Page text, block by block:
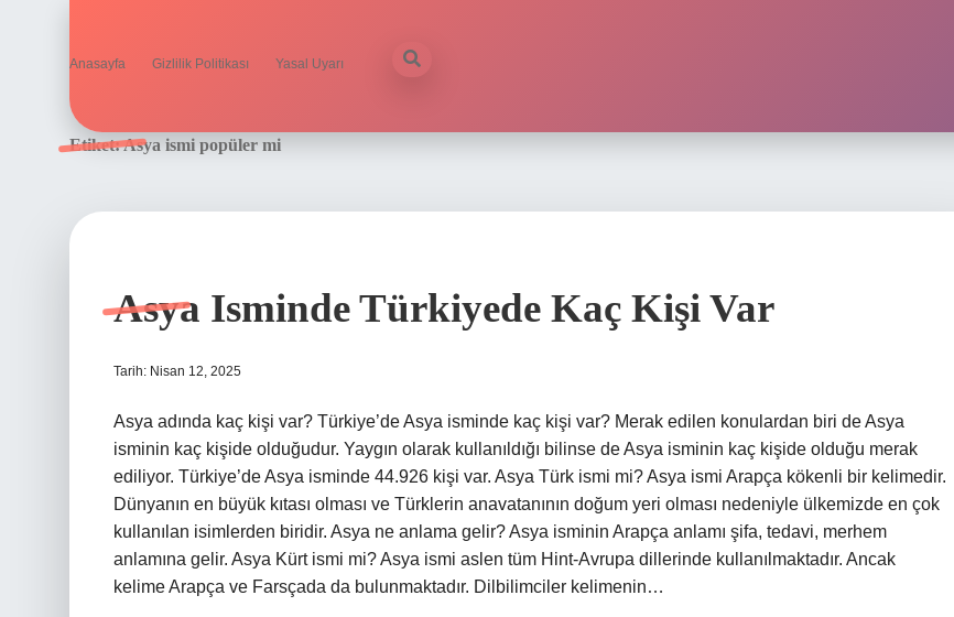
Anasayfa Gizlilik Politikası Yasal Uyarı
Etiket:Asya ismi popüler mi
Asya Isminde Türkiyede Kaç Kişi Var
Tarih: Nisan 12, 2025
Asya adında kaç kişi var? Türkiye’de Asya isminde kaç kişi var? Merak edilen konulardan biri de Asya
isminin kaç kişide olduğudur. Yaygın olarak kullanıldığı bilinse de Asya isminin kaç kişide olduğu merak
ediliyor. Türkiye’de Asya isminde 44.926 kişi var. Asya Türk ismi mi? Asya ismi Arapça kökenli bir kelimedir.
Dünyanın en büyük kıtası olması ve Türklerin anavatanının doğum yeri olması nedeniyle ülkemizde en çok
kullanılan isimlerden biridir. Asya ne anlama gelir? Asya isminin Arapça anlamı şifa, tedavi, merhem
anlamına gelir. Asya Kürt ismi mi? Asya ismi aslen tüm Hint-Avrupa dillerinde kullanılmaktadır. Ancak
kelime Arapça ve Farsçada da bulunmaktadır. Dilbilimciler kelimenin…